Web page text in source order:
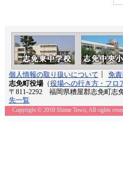
個人情報の取り扱いについて 免
志免町役場（役場への行き方・フロ
〒811-2292 福岡県糟屋郡志免町志
先一覧
Copyright © 2010 Shime Town, All rights